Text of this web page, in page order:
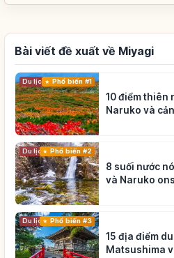
Bài viết đề xuất về Miyagi
Du lịch Phổ biến #1
10 điểm thiên
Naruko và
Du lịch Phổ biến #2
8 suối nước
và Naruko
Du lịch Phổ biến #3
15 địa điểm
Matsushima